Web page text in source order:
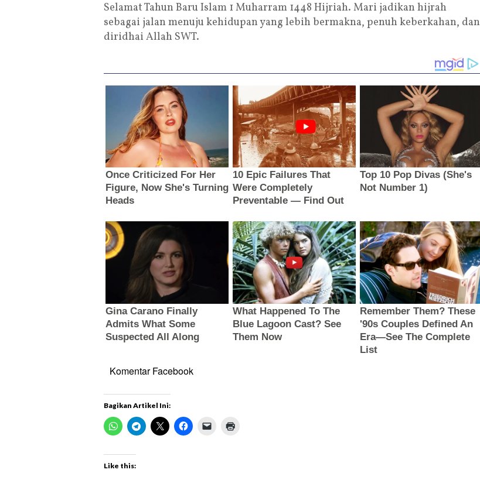
Selamat Tahun Baru Islam 1 Muharram 1448 Hijriah. Mari jadikan hijrah
sebagai jalan menuju kehidupan yang lebih bermakna, penuh keberkahan, dan
diridhai Allah SWT.
Komentar Facebook
Bagikan Artikel Ini:
Like this: